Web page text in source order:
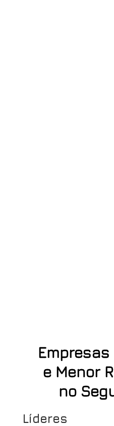
e Menor
no
Líderes